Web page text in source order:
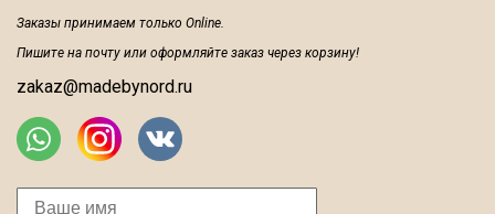
Заказы принимаем только Online.
Пишите на почту или оформляйте заказ через корзину!
zakaz@madebynord.ru